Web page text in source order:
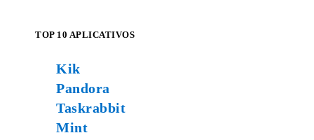
TOP 10 APLICATIVOS
Kik
Pandora
Taskrabbit
Mint